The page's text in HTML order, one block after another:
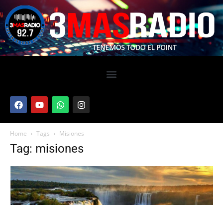
Home Tags Misiones
Tag: misiones